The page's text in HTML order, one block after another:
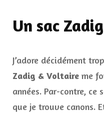
Un sac
J’adore décidément
Zadig & Voltaire me
années. Par-contre, ce
que je trouve canons.